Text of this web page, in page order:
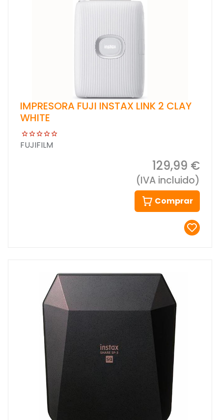
IMPRESORA FUJI INSTAX LINK 2 CLAY
WHITE
FUJIFILM
129,99 €
(IVA incluido)
Comprar